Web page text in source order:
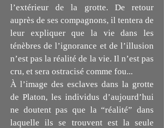
l’extérieur de la grotte. De retour
auprès de ses compagnons, il tentera de
leur expliquer que la vie dans les
ténèbres de l’ignorance et de l’illusion
n’est pas la réalité de la vie. Il n’est pas
cru, et sera ostracisé comme fou...
À l’image des esclaves dans la grotte
de Platon, les individus d’aujourd’hui
ne doutent pas que la “réalité” dans
laquelle ils se trouvent est la seule